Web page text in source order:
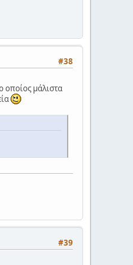
#38
οποίος μάλιστα
#39